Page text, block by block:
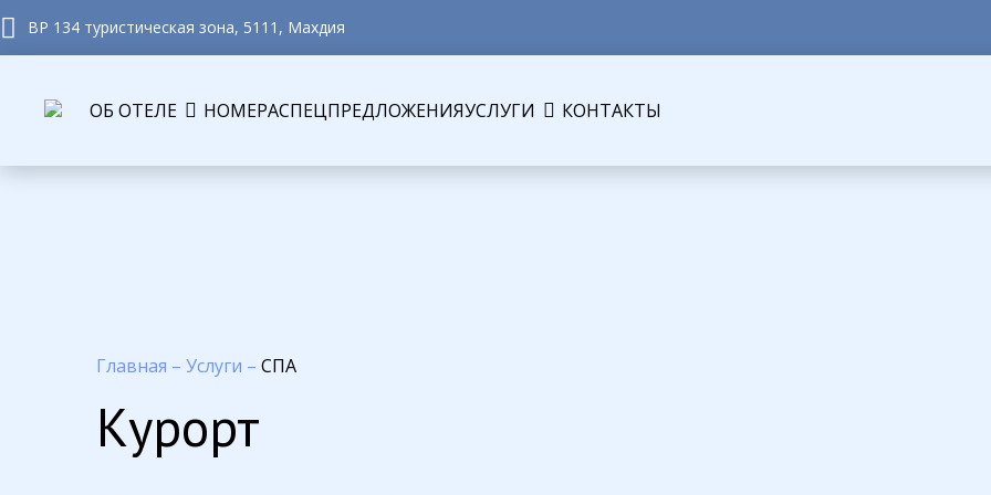
BP 134 туристическая зона, 5111, Махдия
ОБ ОТЕЛЕ НОМЕРАСПЕЦПРЕДЛОЖЕНИЯУСЛУГИ КОНТАКТЫ
Главная – Услуги – СПА
Курорт